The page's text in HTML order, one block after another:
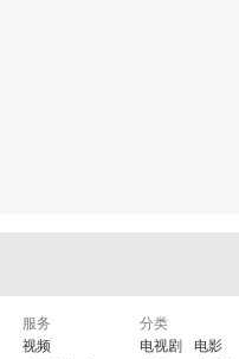
服务
视频
分类
电视剧
电影